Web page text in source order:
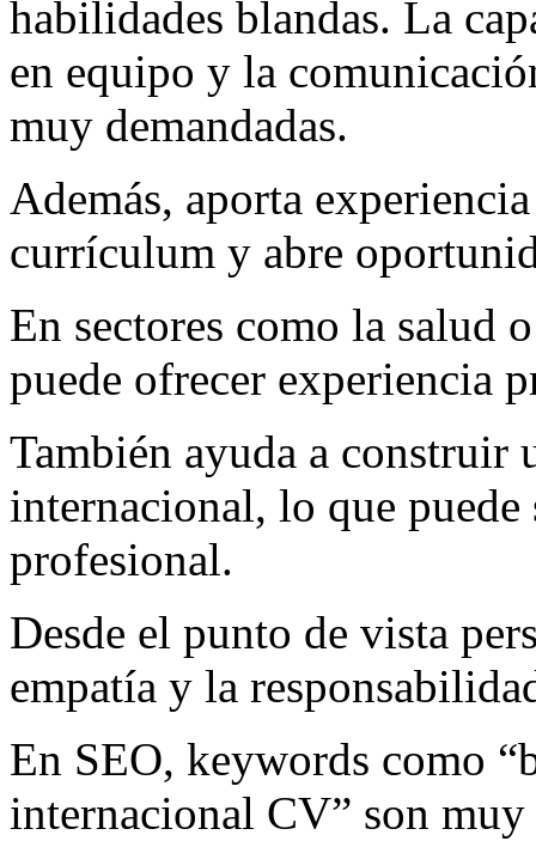
habilidades blandas. La
en equipo y la
muy demandadas.
Además, aporta
currículum y abre
En sectores como la salud
puede ofrecer experiencia
También ayuda a construir
internacional, lo que
profesional.
Desde el punto de vista
empatía y la
En SEO, keywords como
internacional CV” son muy